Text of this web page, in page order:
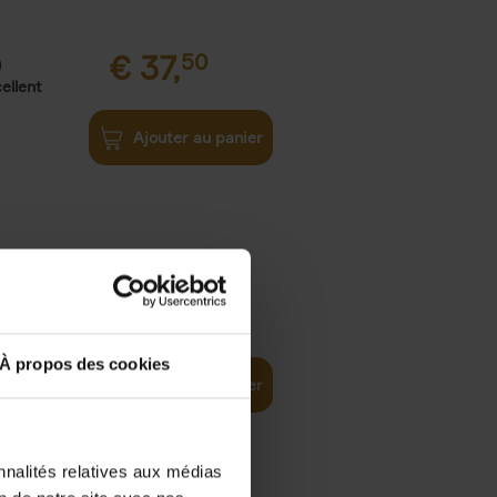
À propos des cookies
relatives aux médias
€ 37,50
Ajouter au panier
world 29,99
Ajouter au panier